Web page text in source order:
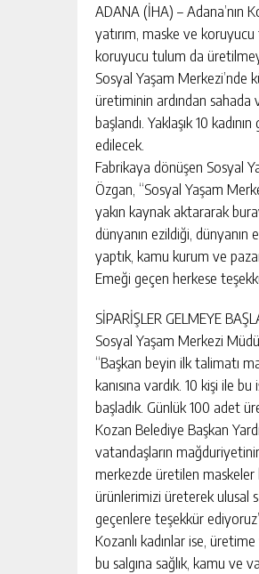
ADANA (İHA) – Adana’nın
yatırım, maske ve
koruyucu tulum da
Sosyal Yaşam Merkezi’nde
üretiminin ardından sahada
başlandı. Yaklaşık 10
edilecek.
Fabrikaya dönüşen Sosyal
Özgan, “Sosyal Yaşam
yakın kaynak aktararak
dünyanın ezildiği,
yaptık, kamu kurum ve
Emeği geçen herkese
SİPARİŞLER GELMEYE
Sosyal Yaşam Merkezi
“Başkan beyin ilk talimatı
kanısına vardık. 10 kişi ile
başladık. Günlük 100 adet
Kozan Belediye Başkan
vatandaşların
merkezde üretilen maskeler
ürünlerimizi üreterek ulusal
geçenlere teşekkür
Kozanlı kadınlar ise,
bu salgına sağlık, kamu